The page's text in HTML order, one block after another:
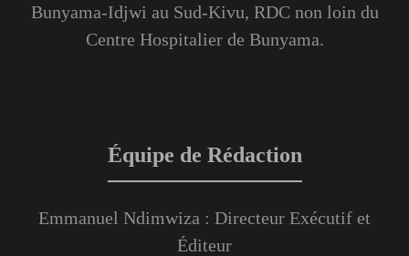
Bunyama-Idjwi au Sud-Kivu, RDC non loin du
Centre Hospitalier de Bunyama.
Équipe de Rédaction
Emmanuel Ndimwiza : Directeur Exécutif et
Éditeur